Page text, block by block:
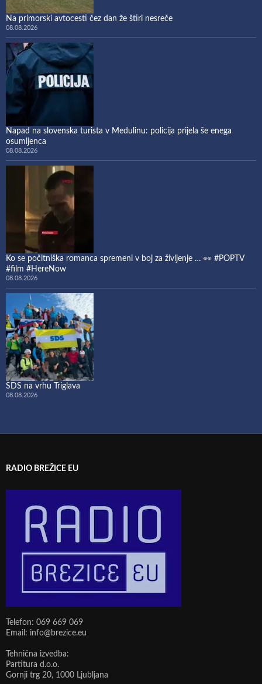
Na primorski avtocesti čez dan že štiri nesreče
08.08.2026
Napad na slovenska turista v Medulinu: policija prijela še enega
osumljenca
08.08.2026
Ko se počitniška romanca spremeni v boj za življenje … 👀 #POPTV
#film #HereNow
08.08.2026
SDS na vrhu Triglava
08.08.2026
RADIO BREŽICE EU
Telefon: 069 669 069
Email: info@brezice.eu
Tehnična izvedba:
Partitura d.o.o.
Gornji trg 20, 1000 Ljubljana